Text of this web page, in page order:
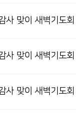
맞이 새벽기도회
맞이 새벽기도회
맞이 새벽기도회